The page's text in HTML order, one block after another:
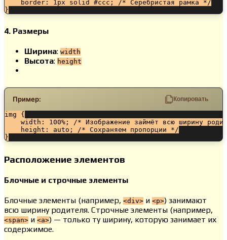
    border: 1px solid #ccc; /* Серебристая рамка */
}
4. Размеры
Ширина: width
Высота: height
Пример: Копировать
img {
width: 100%; /* Изображение займёт всю ширину
    height: auto; /* Сохраняем пропорции */
}
Расположение элементов
Блочные и строчные элементы
Блочные элементы (например, <div> и <p>) занимают
всю ширину родителя. Строчные элементы (например,
<span> и <a>) — только ту ширину, которую занимает их
содержимое.